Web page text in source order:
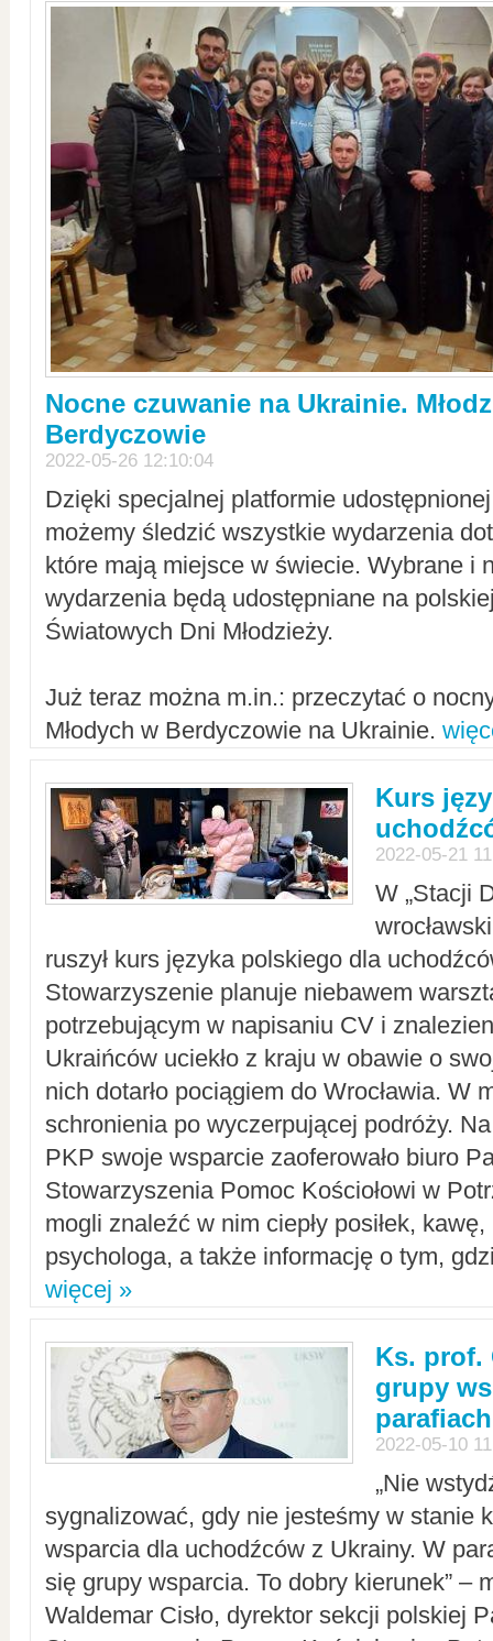
Nocne czuwanie na Ukrainie.
Berdyczowie
2022-05-26 12:10:04
Dzięki specjalnej platformie
możemy śledzić wszystkie wydarzenia
które mają miejsce w świecie. Wybrane i
wydarzenia będą udostępniane na
Światowych Dni Młodzieży.
Już teraz można m.in.: przeczytać o
Młodych w Berdyczowie na Ukrainie.
Kurs
2022-05-21
W „Stacji
ruszył kurs języka polskiego dla
Stowarzyszenie planuje niebawem
potrzebującym w napisaniu CV i
Ukraińców uciekło z kraju w obawie o
nich dotarło pociągiem do Wrocławia. W
schronienia po wyczerpującej podróży.
PKP swoje wsparcie zaoferowało biuro
Stowarzyszenia Pomoc Kościołowi w
mogli znaleźć w nim ciepły posiłek,
psychologa, a także informację o tym,
więcej »
Ks. prof.
grupy
parafiach
2022-05-10
„Nie
sygnalizować, gdy nie jesteśmy w stanie
wsparcia dla uchodźców z Ukrainy. W
się grupy wsparcia. To dobry kierunek” –
Waldemar Cisło, dyrektor sekcji polskiej